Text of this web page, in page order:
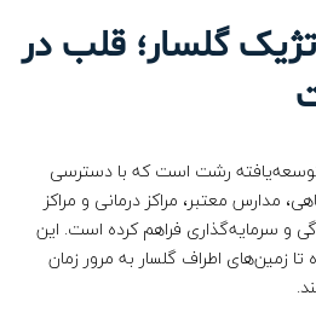
گلسار؛ قلب در
توسعه‌یافته رشت است که با دسترسی
مدارس معتبر، مراکز درمانی و مراکز
و سرمایه‌گذاری فراهم کرده است. این
زمین‌های اطراف گلسار به مرور زمان